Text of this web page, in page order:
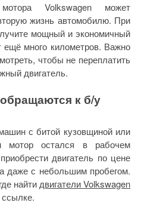
Volkswagen может
жизнь автомобилю. При
мощный и экономичный
ещё много километров. Важно
чтобы не переплатить
двигатель.
к б/у
с битой кузовщиной или
мотор остался в рабочем
двигатель по цене
даже с небольшим пробегом.
найти двигатели Volkswagen